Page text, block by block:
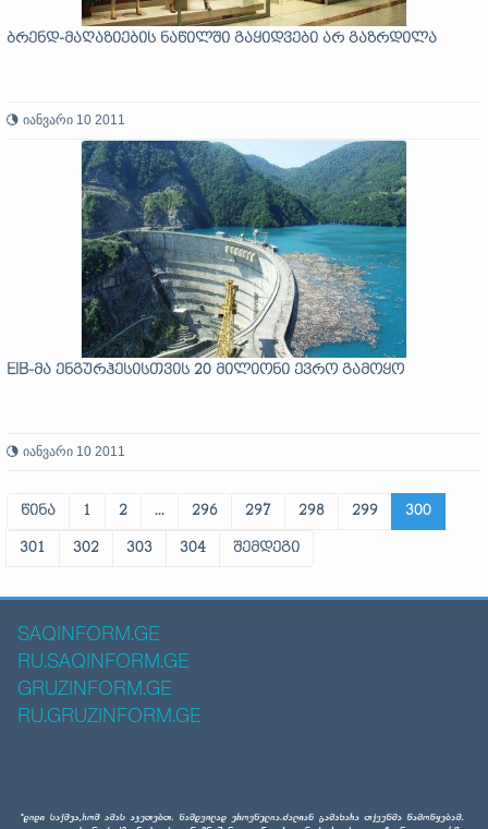
ბრენდ-მაღაზიების ნაწილში გაყიდვები არ გაზრდილა
იანვარი 10 2011
EIB-მა ენგურჰესისთვის 20 მილიონი ევრო გამოყო
იანვარი 10 2011
წინა 1 2 ... 296 297 298 299 300
301 302 303 304 შემდეგი
SAQINFORM.GE
RU.SAQINFORM.GE
GRUZINFORM.GE
RU.GRUZINFORM.GE